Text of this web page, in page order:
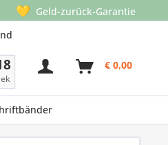
💛 Geld-zurück-Garantie
€ 0,00